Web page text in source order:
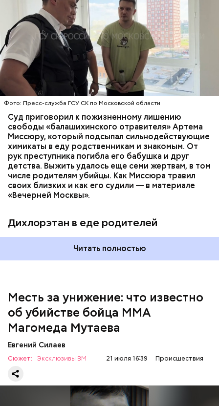
Фото: Пресс-служба ГСУ СК по Московской области
Суд приговорил к пожизненному лишению
свободы «балашихинского отравителя» Артема
Миссюру, который подсыпал сильнодействующие
химикаты в еду родственникам и знакомым. От
рук преступника погибла его бабушка и друг
детства. Выжить удалось еще семи жертвам, в том
числе родителям убийцы. Как Миссюра травил
своих близких и как его судили — в материале
«Вечерней Москвы».
Дихлорэтан в еде родителей
Все началось в июне, когда двое супругов
обратились в местную больницу с жалобами на
плохое самочувствие. Врачи не смогли поставить
им точный диагноз, после чего анализы
потерпевших направили на экспертизу. В них
специалисты обнаружили сильнодействующий
химикат дихлорэтан, который не мог попасть в
организм супругов случайно. То же самое вещество
нашли в еде, изъятой из квартиры пострадавших.
Видео: пресс-служба ГСУ СК по Московской области
Читать полностью
ОТРАВЛЕНИЯ БАЛАШИХА
РОДИТЕЛИ
СЛЕДСТВЕННЫЙ КОМИТЕТ
ЭКСПЕРТИЗЫ
Месть за унижение: что известно
об убийстве бойца ММА
Магомеда Мутаева
Евгений Силаев
Сюжет: Эксклюзивы ВМ 21 июля 16:39 Происшествия
двум статьям: «Убийство» и «Незаконный оборот
оружия». Расследование уголовного дела
контроль
России Александр Бастрыкин.
— Личность подозреваемого установлена,
полицией принимаются меры к задержанию, —
Республике Дагестан.
Стражи порядка отправились в село Чанко, где
может скрываться вероятный злоумышленник.
Параллельно с этим в Махачкале объявлен план
«Перехват». Въезд и выезд в город перекрыты.
Помимо этого, полицейские патрулируют улицы,
железнодорожный вокзал и аэропорт.